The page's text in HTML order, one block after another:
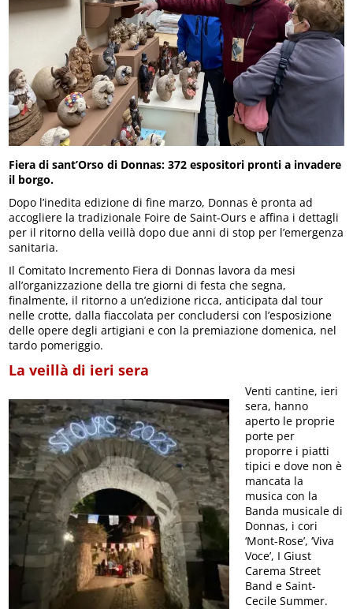
Fiera di sant’Orso di Donnas: 372 espositori pronti a invadere
il borgo.
Dopo l’inedita edizione di fine marzo, Donnas è pronta ad
accogliere la tradizionale Foire de Saint-Ours e affina i dettagli
per il ritorno della veillà dopo due anni di stop per l’emergenza
sanitaria.
Il Comitato Incremento Fiera di Donnas lavora da mesi
all’organizzazione della tre giorni di festa che segna,
finalmente, il ritorno a un’edizione ricca, anticipata dal tour
nelle crotte, dalla fiaccolata per concludersi con l’esposizione
delle opere degli artigiani e con la premiazione domenica, nel
tardo pomeriggio.
La veillà di ieri sera
Venti cantine, ieri
sera, hanno
aperto le proprie
porte per
proporre i piatti
tipici e dove non è
mancata la
musica con la
Banda musicale di
Donnas, i cori
‘Mont-Rose’, ‘Viva
Voce’, I Giust
Carema Street
Band e Saint-
Cecile Summer.